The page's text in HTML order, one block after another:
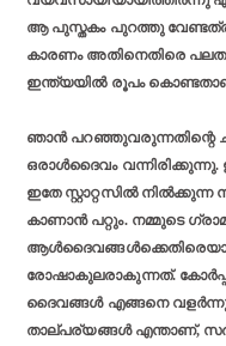
ആ പുസ്തകം പുറത്തു വേണ്ടത്ര
കാരണം അതിനെതിരെ
ഇന്ത്യയില്‍ രൂപം
ഞാന്‍ പറഞ്ഞുവരുന്നതിന്റെ
ഒരാള്‍ദൈവം
ഇതേ സ്റ്റാറ്റസില്‍
കാണാന്‍ പറ്റും. നമ്മുടെ
രോഷാകുലരാകുന്നത്.
ദൈവങ്ങള്‍ എങ്ങനെ വളര്‍ന്നു,
താല്പര്യങ്ങള്‍ എന്താണ്,